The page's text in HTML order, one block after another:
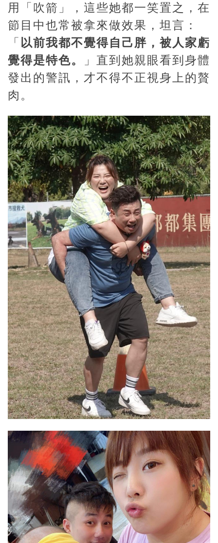
用「吹箭」，這些她都一笑置之，在
節目中也常被拿來做效果，坦言：
「 以前我都不覺得自己胖，被人家虧
覺得是特色。
」直到她親眼看到身體
發出的警訊，才不得不正視身上的贅
肉。